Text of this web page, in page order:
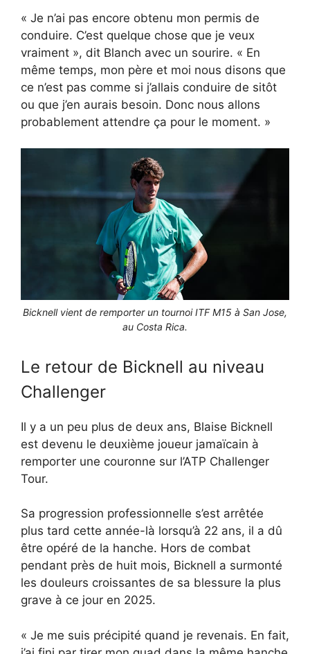
« Je n’ai pas encore obtenu mon permis de
conduire. C’est quelque chose que je veux
vraiment », dit Blanch avec un sourire. « En
même temps, mon père et moi nous disons que
ce n’est pas comme si j’allais conduire de sitôt
ou que j’en aurais besoin. Donc nous allons
probablement attendre ça pour le moment. »
Bicknell vient de remporter un tournoi ITF M15 à San Jose,
au Costa Rica.
Le retour de Bicknell au niveau
Challenger
Il y a un peu plus de deux ans, Blaise Bicknell
est devenu le deuxième joueur jamaïcain à
remporter une couronne sur l’ATP Challenger
Tour.
Sa progression professionnelle s’est arrêtée
plus tard cette année-là lorsqu’à 22 ans, il a dû
être opéré de la hanche. Hors de combat
pendant près de huit mois, Bicknell a surmonté
les douleurs croissantes de sa blessure la plus
grave à ce jour en 2025.
« Je me suis précipité quand je revenais. En fait,